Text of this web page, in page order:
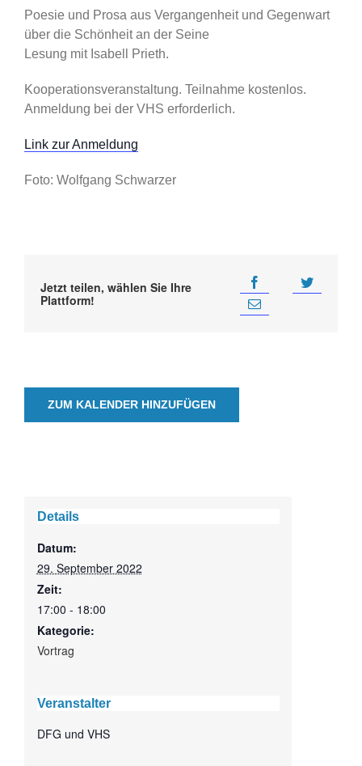
Poesie und Prosa aus Vergangenheit und Gegenwart
über die Schönheit an der Seine
Lesung mit Isabell Prieth.
Kooperationsveranstaltung. Teilnahme kostenlos.
Anmeldung bei der VHS erforderlich.
Link zur Anmeldung
Foto: Wolfgang Schwarzer
Jetzt teilen, wählen Sie Ihre
Plattform!
ZUM KALENDER HINZUFÜGEN
Details
Datum:
29. September 2022
Zeit:
17:00 - 18:00
Kategorie:
Vortrag
Veranstalter
DFG und VHS